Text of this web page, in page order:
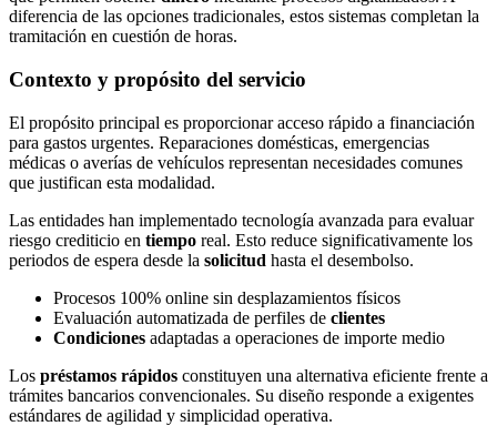
diferencia de las opciones tradicionales, estos sistemas completan la
tramitación en cuestión de horas.
Contexto y propósito del servicio
El propósito principal es proporcionar acceso rápido a financiación
para gastos urgentes. Reparaciones domésticas, emergencias
médicas o averías de vehículos representan necesidades comunes
que justifican esta modalidad.
Las entidades han implementado tecnología avanzada para evaluar
riesgo crediticio en tiempo real. Esto reduce significativamente los
periodos de espera desde la solicitud hasta el desembolso.
Procesos 100% online sin desplazamientos físicos
Evaluación automatizada de perfiles de clientes
Condiciones adaptadas a operaciones de importe medio
Los préstamos rápidos constituyen una alternativa eficiente frente a
trámites bancarios convencionales. Su diseño responde a exigentes
estándares de agilidad y simplicidad operativa.